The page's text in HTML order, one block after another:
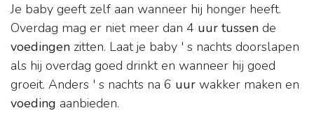
Je baby geeft zelf aan wanneer hij honger heeft.
Overdag mag er niet meer dan 4 uur tussen de
voedingen zitten. Laat je baby ' s nachts doorslapen
als hij overdag goed drinkt en wanneer hij goed
groeit. Anders ' s nachts na 6 uur wakker maken en
voeding aanbieden.